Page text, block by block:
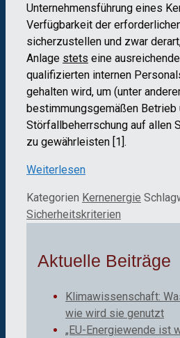
Unternehmensführung eines
Verfügbarkeit der
sicherzustellen und zwar
Anlage stets eine
qualifizierten internen
gehalten wird, um (unter
bestimmungsgemäßen Betrieb
Störfallbeherrschung auf allen
zu gewährleisten [1].
Weiterlesen
Kategorien Kernenergie
Sicherheitskriterien
Aktuelle Beiträge
Klimawissenschaft:
wie wird sie genutzt
„EU-Energiewende ist